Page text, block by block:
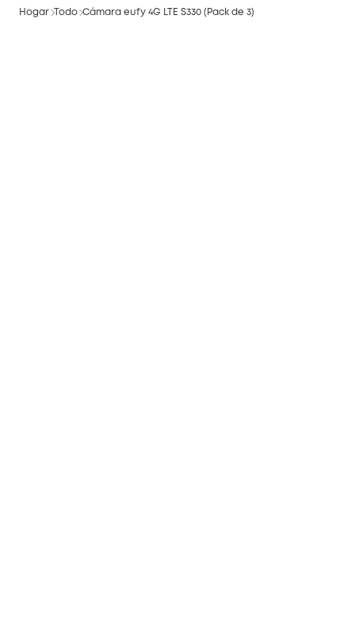
Hogar Todo Cámara eufy 4G LTE S330 (Pack de 3)